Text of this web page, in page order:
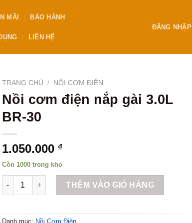
MÃI BẢO HÀNH
LIÊN HỆ
ĐĂNG NHẬP
TRANG CHỦ / NỒI CƠM ĐIỆN
Nồi cơm điện nắp gài 3.0L
BR-30
1.050.000 ₫
Còn 1000 trong kho
Nồi cơm điện nắp gài 3.0L BR-30 số lượng
THÊM VÀO GIỎ HÀNG
Danh mục: Nồi Cơm Điện